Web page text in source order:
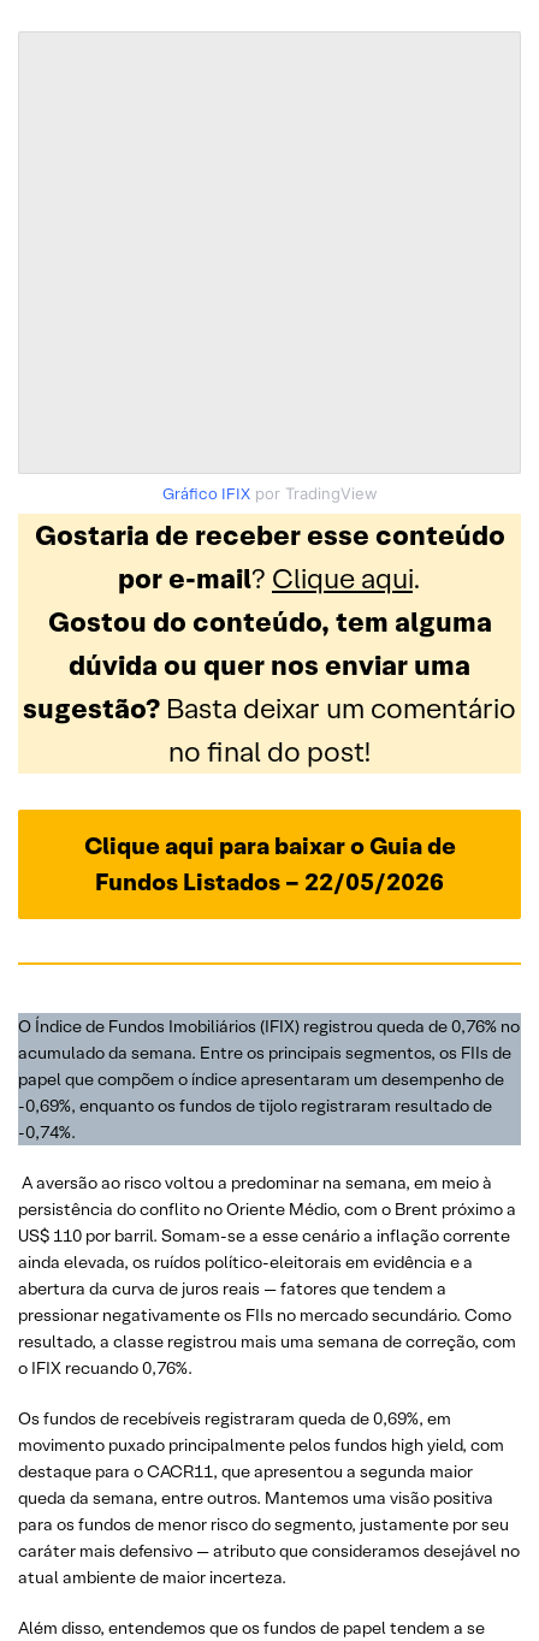
Gráfico IFIXpor TradingView
Gostaria de receber esse conteúdo
por e-mail? Clique aqui.
Gostou do conteúdo, tem alguma
dúvida ou quer nos enviar uma
sugestão? Basta deixar um comentário
no final do post!
Clique aqui para baixar o Guia de
Fundos Listados – 22/05/2026
O Índice de Fundos Imobiliários (IFIX) registrou queda de 0,76% no
acumulado da semana. Entre os principais segmentos, os FIIs de
papel que compõem o índice apresentaram um desempenho de
-0,69%, enquanto os fundos de tijolo registraram resultado de
-0,74%.
A aversão ao risco voltou a predominar na semana, em meio à
persistência do conflito no Oriente Médio, com o Brent próximo a
US$ 110 por barril. Somam-se a esse cenário a inflação corrente
ainda elevada, os ruídos político-eleitorais em evidência e a
abertura da curva de juros reais — fatores que tendem a
pressionar negativamente os FIIs no mercado secundário. Como
resultado, a classe registrou mais uma semana de correção, com
o IFIX recuando 0,76%.
Os fundos de recebíveis registraram queda de 0,69%, em
movimento puxado principalmente pelos fundos high yield, com
destaque para o CACR11, que apresentou a segunda maior
queda da semana, entre outros. Mantemos uma visão positiva
para os fundos de menor risco do segmento, justamente por seu
caráter mais defensivo — atributo que consideramos desejável no
atual ambiente de maior incerteza.
Além disso, entendemos que os fundos de papel tendem a se